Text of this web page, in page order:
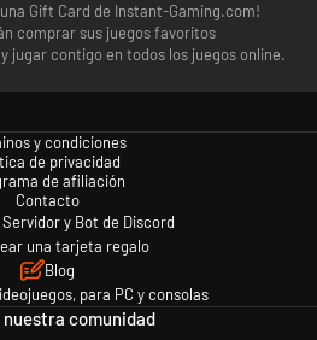
Gift Card de Instant-Gaming.com!
comprar sus juegos favoritos
jugar contigo en todos los juegos online.
y condiciones
de privacidad
de afiliación
Contacto
y Bot de Discord
una tarjeta regalo
Blog
para PC y consolas
nuestra comunidad